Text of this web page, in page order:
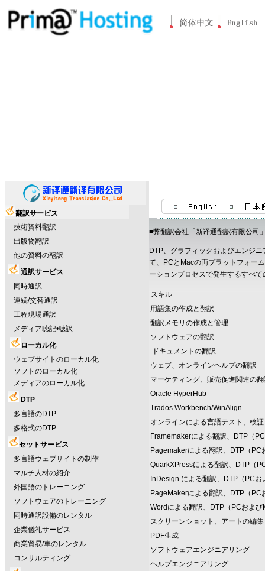
翻訳サービス
技術資料翻訳
出版物翻訳
他の資料の翻訳
通訳サービス
同時通訳
連続/交替通訳
工程現場通訳
メディア聴記•聴訳
ローカル化
ウェブサイトのローカル化
ソフトのローカル化
メディアのローカル化
DTP
多言語のDTP
多格式のDTP
セットサービス
多言語ウェブサイトの制作
マルチ人材の紹介
外国語のトレーニング
ソフトウェアのトレーニング
同時通訳設備のレンタル
企業儀礼サービス
商業貿易/車のレンタル
コンサルティング
■弊翻訳会社「新译通翻訳有限公司
DTP、グラフィックおよびエンジ
て、PCとMacの両プラットフォー
ーションプロセスで発生するすべ
スキル
用語集の作成と翻訳
翻訳メモリの作成と管理
ソフトウェアの翻訳
ドキュメントの翻訳
ウェブ、オンラインヘルプの翻訳
マーケティング、販売促進関連の
Oracle HyperHub
Trados Workbench/WinAlign
オンラインによる言語テスト、検証
Framemakerによる翻訳、DTP（
Pagemakerによる翻訳、DTP（PC
QuarkXPressによる翻訳、DTP（
InDesign による翻訳、DTP（PCお
PageMakerによる翻訳、DTP（PC
Wordによる翻訳、DTP（PCおよび
スクリーンショット、アートの編集
PDF生成
ソフトウェアエンジニアリング
ヘルプエンジニアリング